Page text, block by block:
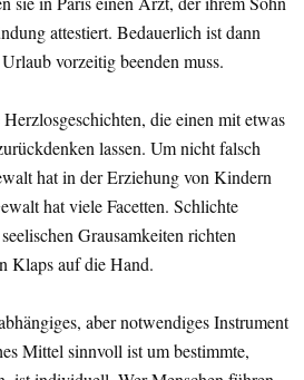
attestiert. Bedauerlich ist dann
vorzeitig beenden muss.
die einen mit etwas
lassen. Um nicht falsch
hat in der Erziehung von Kindern
hat viele Facetten. Schlichte
Grausamkeiten richten
Klaps auf die Hand.
aber notwendiges Instrument
Mittel sinnvoll ist um bestimmte,